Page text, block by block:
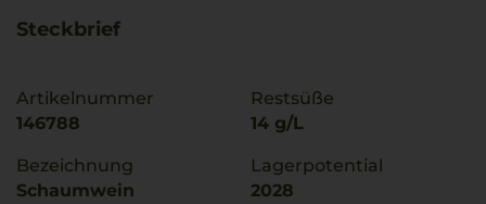
Steckbrief
Artikelnummer
146788
Bezeichnung
Schaumwein
Restsüße
14 g/L
Lagerpotential
2028